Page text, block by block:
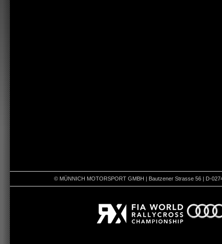
© MÜNNICH MOTORSPORT GMBH | Bautzener Strasse 56 | D-